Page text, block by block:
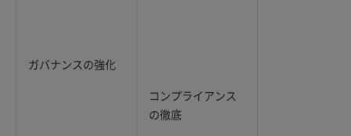
ガバナンスの強化
コンプライアンス
の徹底